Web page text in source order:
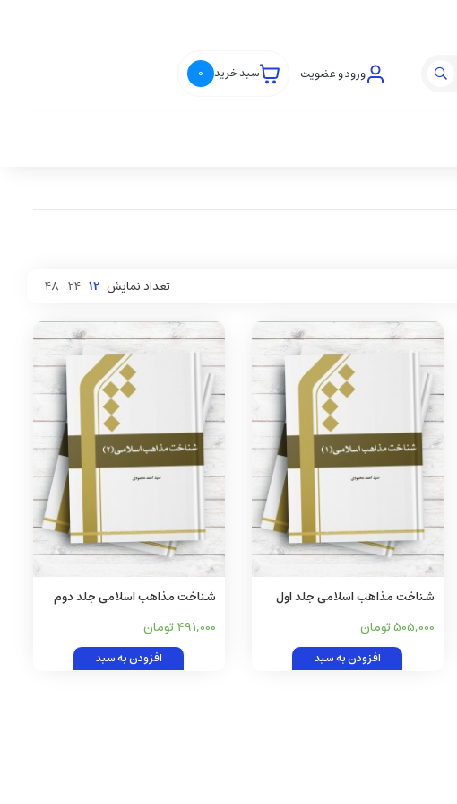
ورود و عضویت سبد خرید 0
تعداد نمایش 12
24
48
شناخت مذاهب اسلامی جلد اول
505,000 تومان
افزودن به سبد
شناخت مذاهب اسلامی جلد دوم
491,000 تومان
افزودن به سبد